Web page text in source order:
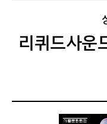
리퀴드사